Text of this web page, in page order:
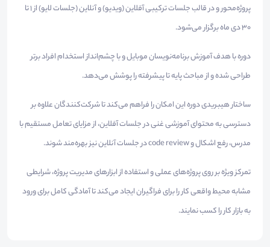
پروژه‌محور و در قالب جلسات ترکیبی آفلاین (ویدیو) و آنلاین (جلسات لایو) از ۱ تا
۳۰ دی ماه برگزار می‌شود.
دوره با هدف آموزش برنامه‌نویسان موبایل و با چشم‌انداز استخدام افراد برتر
طراحی شده و از مباحث پایه تا پیشرفته را پوشش می‌دهد.
ساختار هیبریدی دوره این امکان را فراهم می‌کند تا شرکت‌کنندگان علاوه بر
دسترسی به محتوای آموزشی غنی در جلسات آفلاین، از مزایای تعامل مستقیم با
مدرس، رفع اشکال و code review در جلسات آنلاین نیز بهره‌مند شوند.
تمرکز ویژه بر روی پروژه‌های عملی و استفاده از ابزارهای مدیریت پروژه، شرایطی
مشابه محیط واقعی کار را برای فراگیران ایجاد می‌کند تا آمادگی کامل برای ورود
به بازار کار را کسب نمایند.